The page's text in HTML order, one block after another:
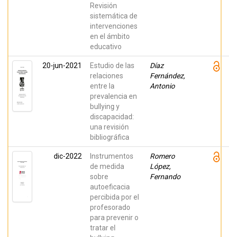
Revisión
sistemática de
intervenciones
en el ámbito
educativo
20-jun-2021
Estudio de las
relaciones
entre la
prevalencia en
bullying y
discapacidad:
una revisión
bibliográfica
Díaz
Fernández,
Antonio
dic-2022
Instrumentos
de medida
sobre
autoeficacia
percibida por el
profesorado
para prevenir o
tratar el
Romero
López,
Fernando